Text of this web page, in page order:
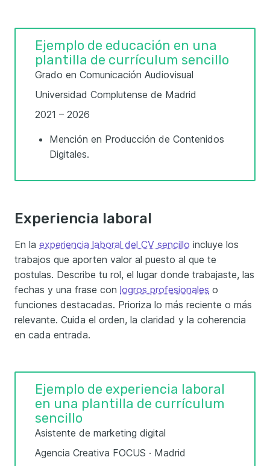
Ejemplo de educación en una
plantilla de currículum sencillo
Grado en Comunicación Audiovisual
Universidad Complutense de Madrid
2021 – 2026
Mención en Producción de Contenidos
Digitales.
Experiencia laboral
En la experiencia laboral del CV sencillo incluye los
trabajos que aporten valor al puesto al que te
postulas. Describe tu rol, el lugar donde trabajaste, las
fechas y una frase con logros profesionales o
funciones destacadas. Prioriza lo más reciente o más
relevante. Cuida el orden, la claridad y la coherencia
en cada entrada.
Ejemplo de experiencia laboral
en una plantilla de currículum
sencillo
Asistente de marketing digital
Agencia Creativa FOCUS · Madrid